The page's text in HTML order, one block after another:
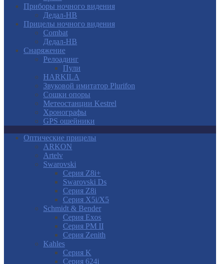
Приборы ночного видения
Дедал-НВ
Прицелы ночного видения
Combat
Дедал-НВ
Снаряжение
Релоадинг
Пули
HARKILA
Звуковой имитатор Plurifon
Сошки опоры
Метеостанции Kestrel
Хронографы
GPS ошейники
Оптические прицелы
ARKON
Artelv
Swarovski
Серия Z8i+
Swarovski Ds
Серия Z8i
Серия X5i/X5
Schmidt & Bender
Серия Exos
Серия PM II
Cерия Zenith
Kahles
Серия K
Серия 624i